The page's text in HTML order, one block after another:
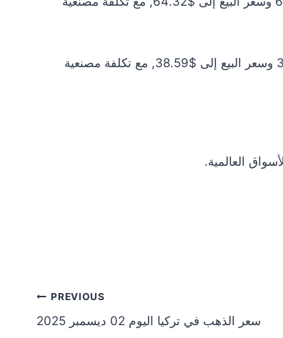
سعر الذهب عيار 6 اليوم يبلغ $34.06 للشراء الخام و$35.08 للبيع الخام. أما مع إضافة المصنعية، فيرتفع سعر الشراء إلى $37.47 وسعر البيع إلى $38.59, مع تكلفة مصنعية
PREVIOUS
سعر الذهب في تركيا اليوم 02 ديسمبر 2025